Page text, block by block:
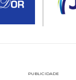
PUBLICIDADE